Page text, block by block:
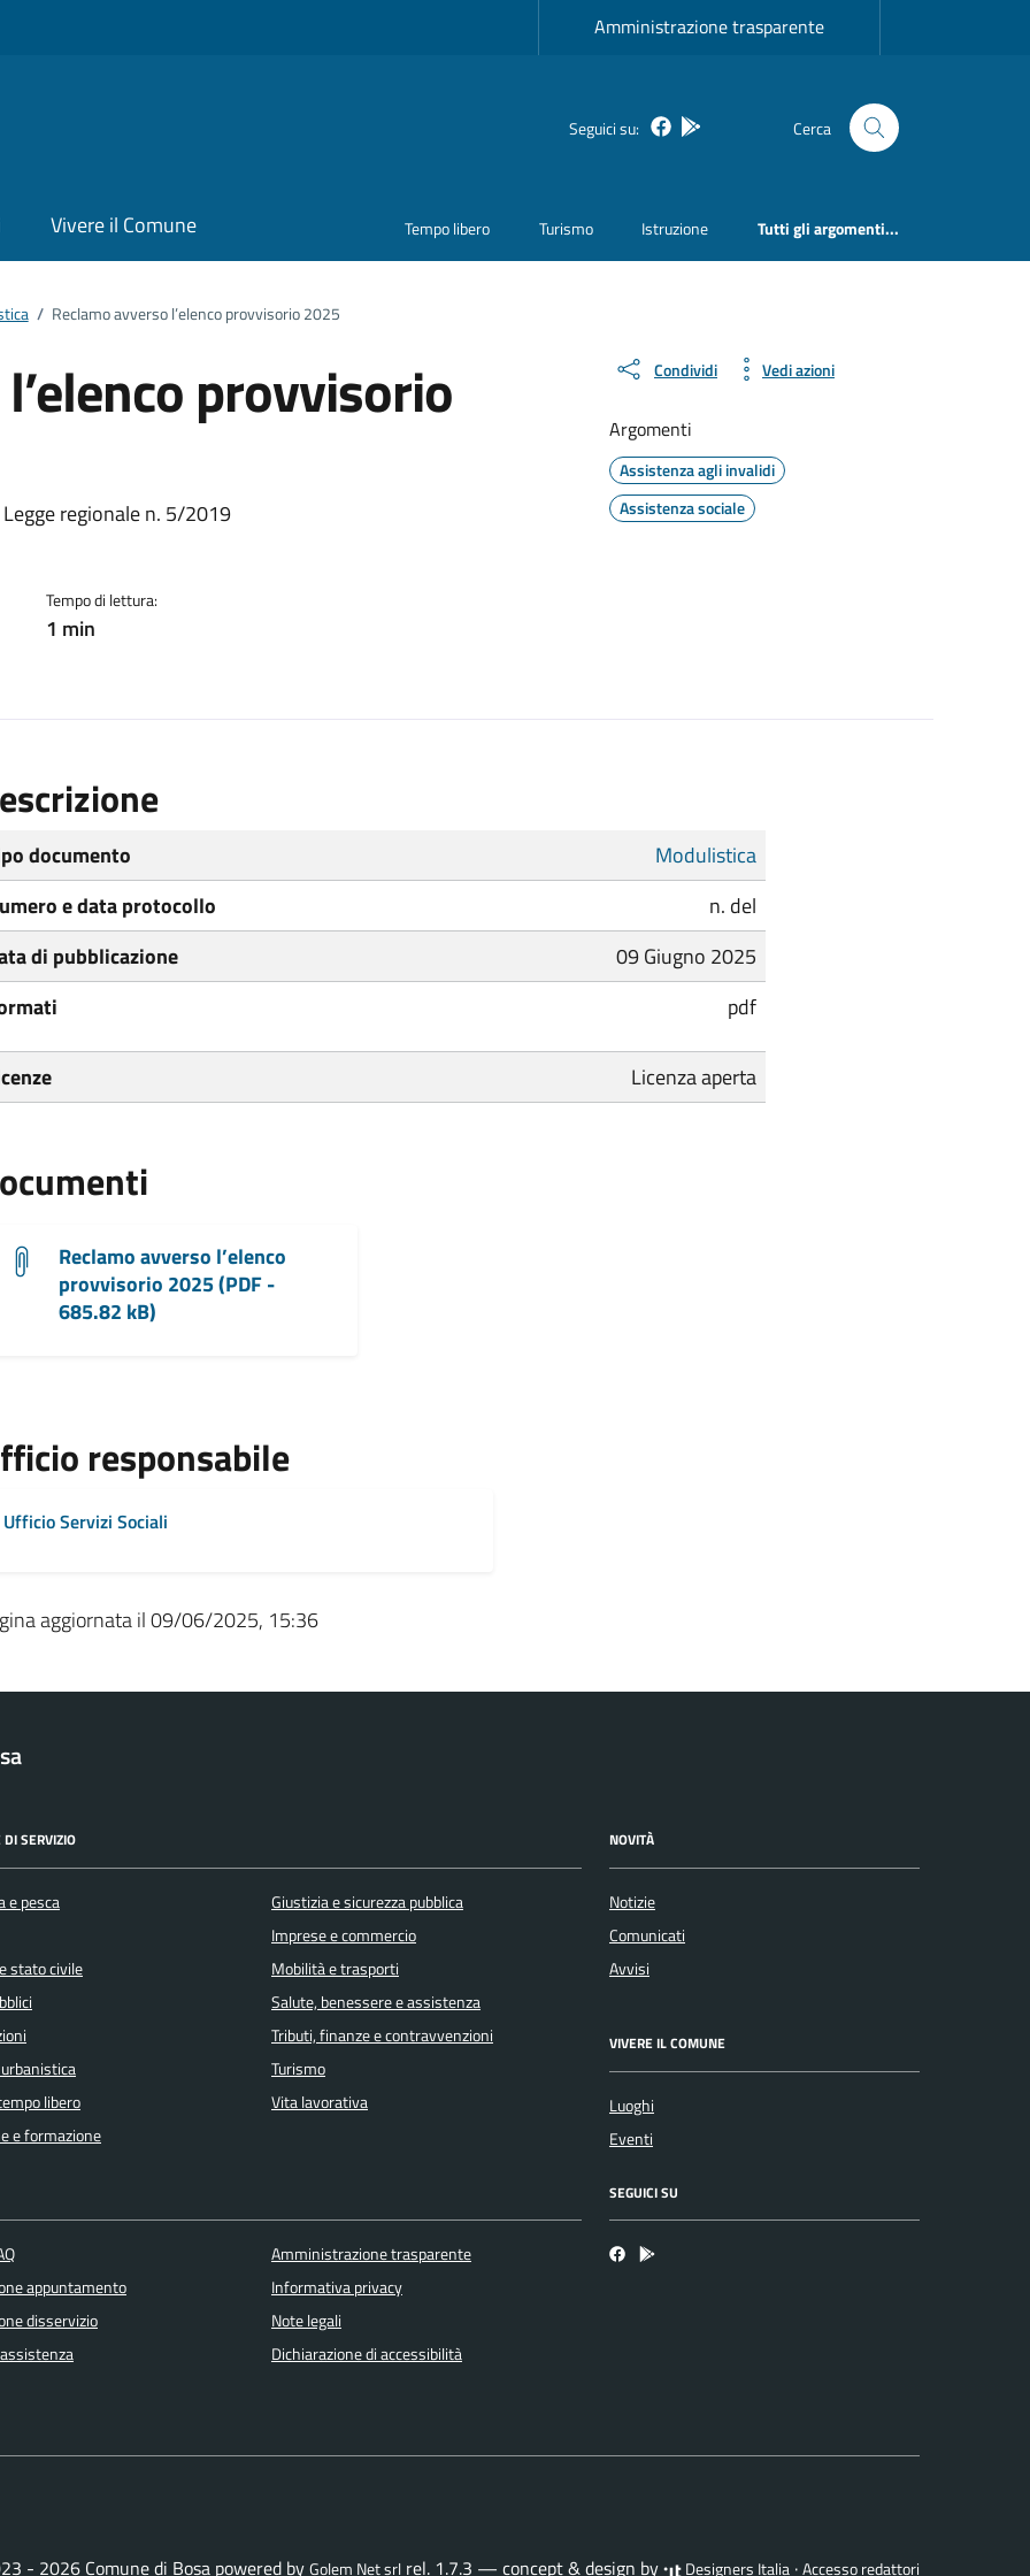
Amministrazione trasparente
Seguici su: FacebookBosa inAppCerca
Vivere il Comune Tempo libero Turismo Istruzione Tutti gli argomenti...
/ Reclamo avverso l’elenco provvisorio 2025
provvisorio
regionale n. 5/2019
Tempo di lettura:
1 min
Condividi Vedi azioni
Argomenti
Assistenza agli invalidi
Assistenza sociale
documento
Modulistica
e data protocollo
n. del
di pubblicazione
09 Giugno 2025
pdf
Licenza aperta
Reclamo avverso l’elenco
provvisorio 2025 (PDF -
685.82 kB)
responsabile
Ufficio Servizi Sociali
aggiornata il 09/06/2025, 15:36
DI SERVIZIO
e pesca
stato civile
libero
e formazione
Giustizia e sicurezza pubblica
Imprese e commercio
Mobilità e trasporti
Salute, benessere e assistenza
Tributi, finanze e contravvenzioni
Turismo
Vita lavorativa
NOVITÀ
Notizie
Comunicati
Avvisi
VIVERE IL COMUNE
Luoghi
Eventi
appuntamento
disservizio
Amministrazione trasparente
Informativa privacy
Note legali
Dichiarazione di accessibilità
SEGUICI SU
FacebookBosa inApp
- 2026 Comune di Bosa powered byGolem Net srl rel. 1.7.3 — concept & design by Designers Italia ·Accesso redattori